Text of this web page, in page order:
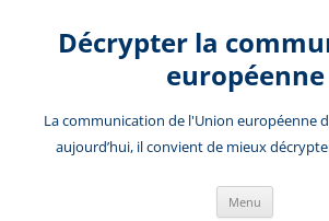
contenuDécrypter la
européenne
La communication de l'Union européenne
aujourd’hui, il convient de mieux
Menu